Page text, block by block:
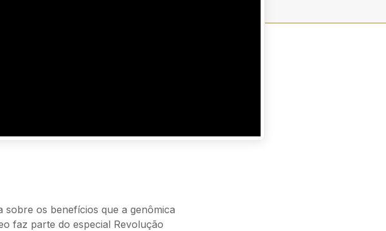
sobre os benefícios que a genômica
faz parte do especial Revolução